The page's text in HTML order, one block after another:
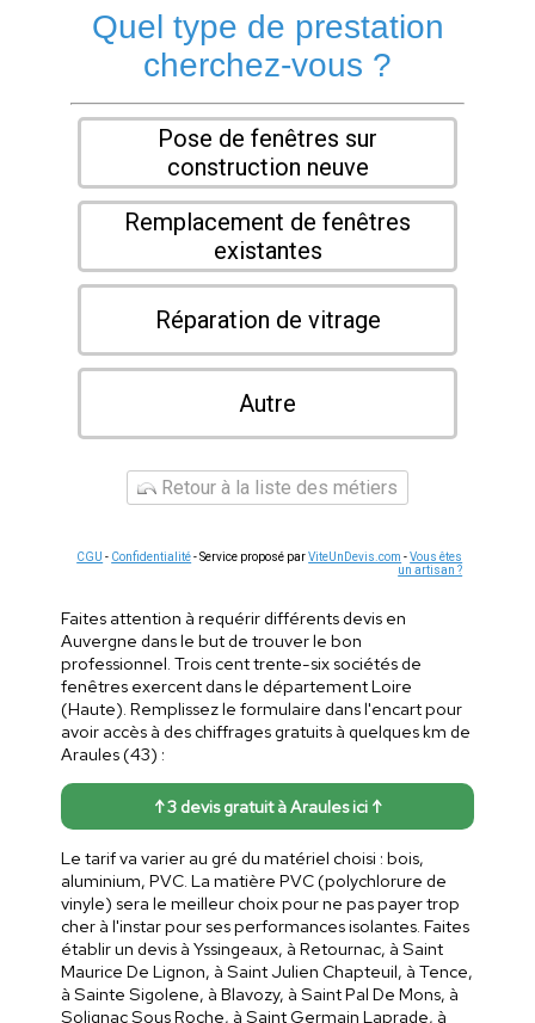
Quel type de prestation
cherchez-vous ?
Pose de fenêtres sur
construction neuve
Remplacement de fenêtres
existantes
Réparation de vitrage
Autre
Retour à la liste des métiers
CGU - Confidentialité- Service proposé parViteUnDevis.com -Vous êtes
un artisan ?
Faites attention à requérir différents devis en
Auvergne dans le but de trouver le bon
professionnel. Trois cent trente-six sociétés de
fenêtres exercent dans le département Loire
(Haute). Remplissez le formulaire dans l'encart pour
avoir accès à des chiffrages gratuits à quelques km de
Araules (43) :
↑ 3 devis gratuit à Araules ici ↑
Le tarif va varier au gré du matériel choisi : bois,
aluminium, PVC. La matière PVC (polychlorure de
vinyle) sera le meilleur choix pour ne pas payer trop
cher à l'instar pour ses performances isolantes. Faites
établir un devis à Yssingeaux, à Retournac, à Saint
Maurice De Lignon, à Saint Julien Chapteuil, à Tence,
à Sainte Sigolene, à Blavozy, à Saint Pal De Mons, à
Solignac Sous Roche, à Saint Germain Laprade, à